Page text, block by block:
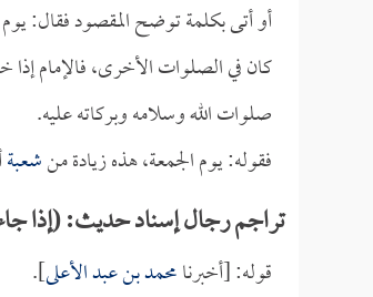
أو أتى بكلمة توضح المقصود فقال:
كان في الصلوات الأخرى، فالإمام
صلوات الله وسلامه وبركاته عليه.
فقوله: يوم الجمعة، هذه زيادة منشعبة
تراجم رجال إسناد حديث: (إذا
قوله: [أخبرنامحمد بن عبد الأعلى].